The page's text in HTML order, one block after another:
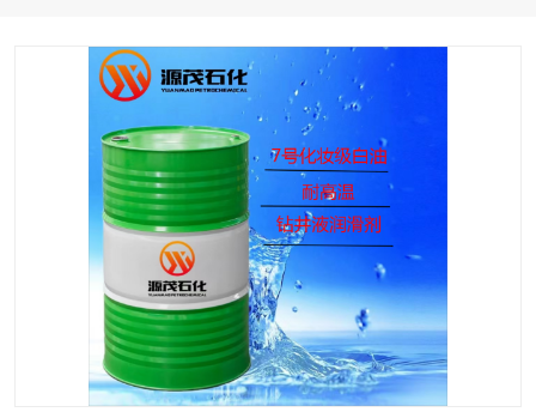
26+32号化妆级白油 46+68号化妆级白油
2731溶剂油